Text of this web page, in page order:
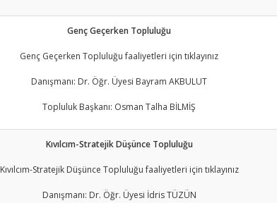
Genç Geçerken Topluluğu
Genç Geçerken Topluluğu faaliyetleri için tıklayınız
Danışmanı: Dr. Öğr. Üyesi Bayram AKBULUT
Topluluk Başkanı: Osman Talha BİLMİŞ
Kıvılcım-Stratejik Düşünce Topluluğu
Kıvılcım-Stratejik Düşünce Topluluğu faaliyetleri için tıklayınız
Danışmanı: Dr. Öğr. Üyesi İdris TÜZÜN